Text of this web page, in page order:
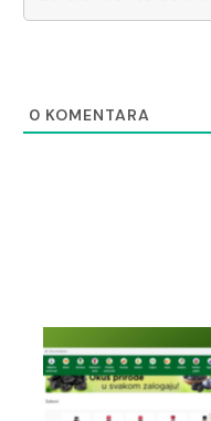
0 KOMENTARA